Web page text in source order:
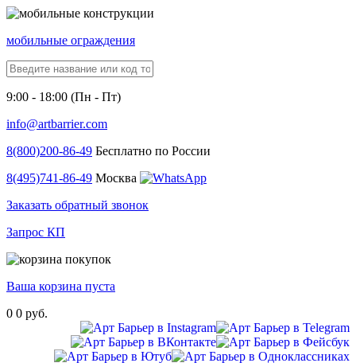
мобильные ограждения
9:00 - 18:00 (Пн - Пт)
info@artbarrier.com
8(800)200-86-49 Бесплатно по России
8(495)741-86-49 Москва
Заказать обратный звонок
Запрос КП
Ваша корзина пуста
0 0 руб.